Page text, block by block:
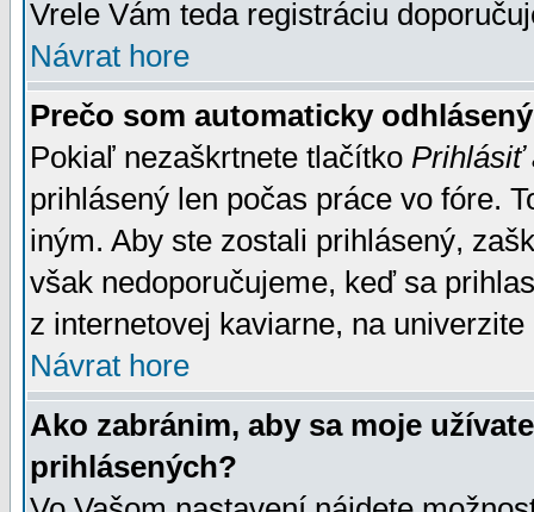
Vrele Vám teda registráciu
Návrat hore
Prečo som automaticky
Pokiaľ nezaškrtnete tlačítko Prihlásiť
prihlásený len počas práce vo fóre.
iným. Aby ste zostali prihlásený,
však nedoporučujeme, keď sa
z internetovej kaviarne, na univerzite
Návrat hore
Ako zabránim, aby sa moje
prihlásených?